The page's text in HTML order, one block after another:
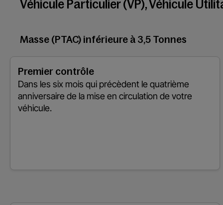
Véhicule Particulier (VP), Véhicule
Masse (PTAC) inférieure à 3,5 Tonnes
Premier contrôle
Dans les six mois qui précèdent le quatrième
anniversaire de la mise en circulation de votre
véhicule.